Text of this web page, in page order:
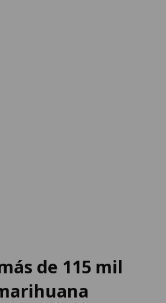
de 115 mil